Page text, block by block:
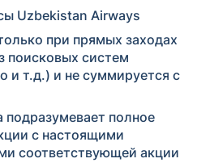
Uzbekistan Airways
при прямых заходах
поисковых систем
и т.д.) и не суммируется с
полное
с настоящими
соответствующей акции